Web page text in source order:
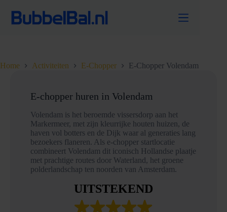
naar
Home Activiteiten E-Chopper E-Chopper Volendam
E-chopper huren in Volendam
Volendam is het beroemde vissersdorp aan het
Markermeer, met zijn kleurrijke houten huizen, de
haven vol botters en de Dijk waar al generaties lang
bezoekers flaneren. Als e-chopper startlocatie
combineert Volendam dit iconisch Hollandse plaatje
met prachtige routes door Waterland, het groene
polderlandschap ten noorden van Amsterdam.
UITSTEKEND